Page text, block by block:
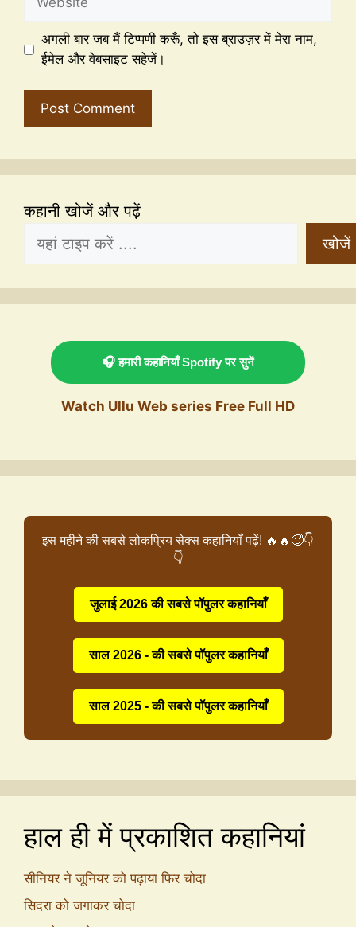
अगली बार जब मैं टिप्पणी करूँ, तो इस ब्राउज़र में मेरा नाम,
ईमेल और वेबसाइट सहेजें।
कहानी खोजें और पढ़ें
खोजें
🎧 हमारी कहानियाँ Spotify पर सुनें
Watch Ullu Web series Free Full HD
इस महीने की सबसे लोकप्रिय सेक्स कहानियाँ पढ़ें! 🔥🔥🥵👇
👇
जुलाई 2026 की सबसे पॉपुलर कहानियाँ
साल 2026 - की सबसे पॉपुलर कहानियाँ
साल 2025 - की सबसे पॉपुलर कहानियाँ
हाल ही में प्रकाशित कहानियां
सीनियर ने जूनियर को पढ़ाया फिर चोदा
सिदरा को जगाकर चोदा